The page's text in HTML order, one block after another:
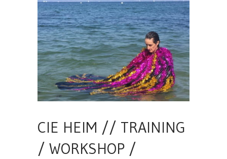
CIE HEIM // TRAINING
/ WORKSHOP /